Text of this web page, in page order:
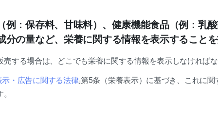
例：保存料、甘味料）、健康機能食品（例：乳
分の量など、栄養に関する情報を表示すること
売する場合は、どこでも栄養に関する情報を表示しなければ
・広告に関する法律」第5条（栄養表示）に基づき、これに